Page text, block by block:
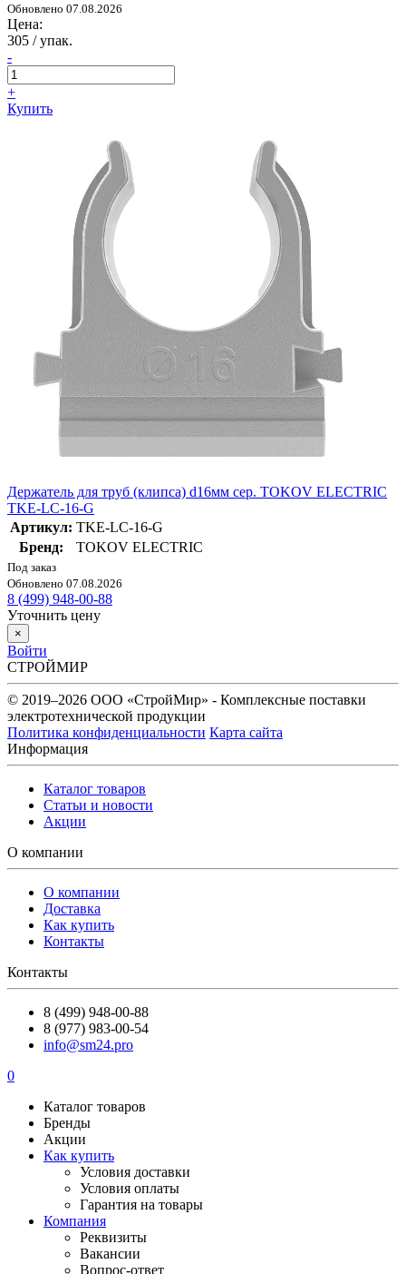
Обновлено 07.08.2026
Цена:
305 / упак.
-
+
Купить
Держатель для труб (клипса) d16мм сер. TOKOV ELECTRIC
TKE-LC-16-G
Артикул: TKE-LC-16-G
Бренд:
TOKOV ELECTRIC
Под заказ
Обновлено 07.08.2026
8 (499) 948-00-88
Уточнить цену
×
Войти
СТРОЙМИР
© 2019–2026 ООО «СтройМир» - Комплексные поставки
электротехнической продукции
Политика конфиденциальности Карта сайта
Информация
Каталог товаров
Статьи и новости
Акции
О компании
О компании
Доставка
Как купить
Контакты
Контакты
8 (499) 948-00-88
8 (977) 983-00-54
info@sm24.pro
0
Каталог товаров
Бренды
Акции
Как купить
Условия доставки
Условия оплаты
Гарантия на товары
Компания
Реквизиты
Вакансии
Вопрос-ответ